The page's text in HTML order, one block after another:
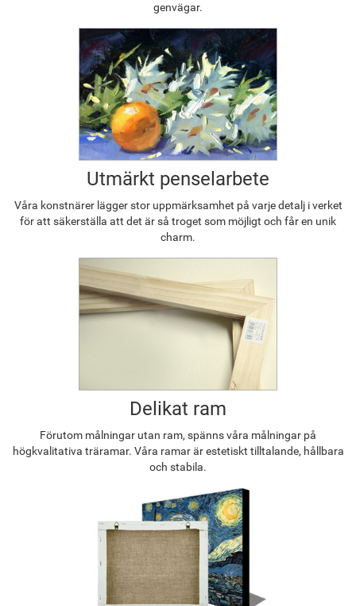
genvägar.
Utmärkt penselarbete
Våra konstnärer lägger stor uppmärksamhet på varje detalj i verket
för att säkerställa att det är så troget som möjligt och får en unik
charm.
Delikat ram
Förutom målningar utan ram, spänns våra målningar på
högkvalitativa träramar. Våra ramar är estetiskt tilltalande, hållbara
och stabila.